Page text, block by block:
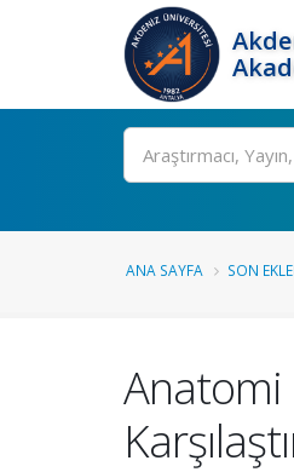
Ara
ANA SAYFA SON
Anatomi